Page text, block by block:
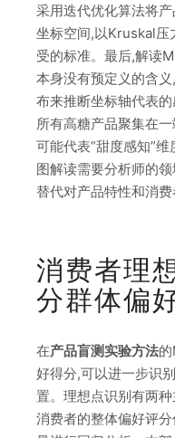
采用迭代优化算法将
坐标空间,以Kruskal压
受的标准。最后,解读
本身没有预定义的含
布来推断坐标轴代表
所有高糖产品聚集在
可能代表”甜度感知”维
图解读需要分析师的
替代对产品特性和消费
消费者理
分群体偏
在产品盲测实验方法
好得分,可以进一步识
置。理想点识别有两
消费者的整体偏好评